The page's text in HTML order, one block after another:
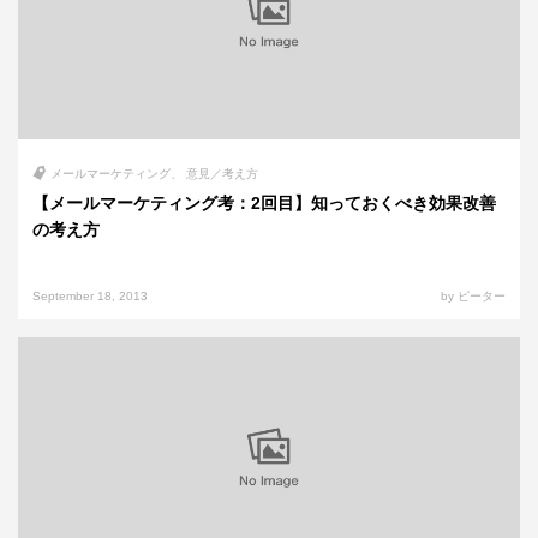
メールマーケティング 意見／考え方
【メールマーケティング考：2回目】知っておくべき効果改善
の考え方
September 18, 2013 by ピーター